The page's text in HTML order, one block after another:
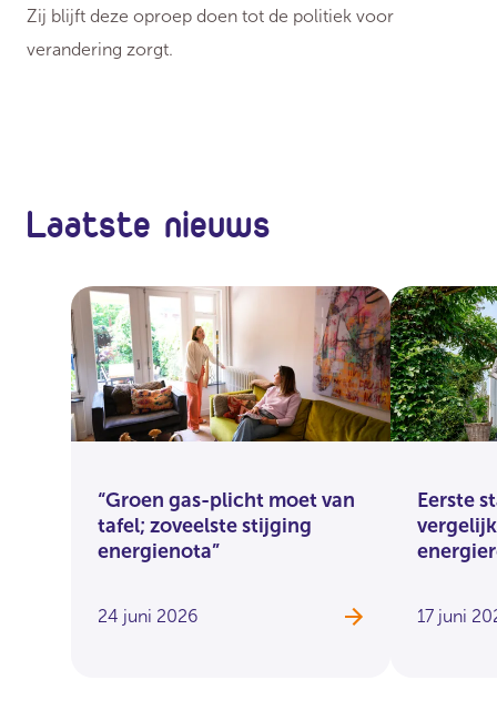
Zij blijft deze oproep doen tot de politiek voor
verandering zorgt.
Laatste nieuws
“Groen gas-plicht moet van
tafel; zoveelste stijging
energienota”
24 juni 2026
Eerste
17 juni